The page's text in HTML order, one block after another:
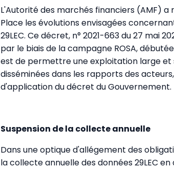
L'Autorité des marchés financiers (AMF)
Place les évolutions envisagées
29LEC. Ce décret, n° 2021-663 du 27 mai
par le biais de la campagne ROSA,
est de permettre une exploitation large
disséminées dans les rapports des
d'application du décret du Gouvernement.
Suspension de la collecte annuelle
Dans une optique d'allégement des
la collecte annuelle des données 29LEC